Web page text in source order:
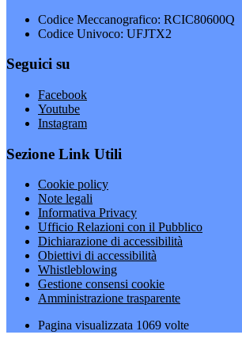
Codice Meccanografico: RCIC80600Q
Codice Univoco: UFJTX2
Seguici su
Facebook
Youtube
Instagram
Sezione Link Utili
Cookie policy
Note legali
Informativa Privacy
Ufficio Relazioni con il Pubblico
Dichiarazione di accessibilità
Obiettivi di accessibilità
Whistleblowing
Gestione consensi cookie
Amministrazione trasparente
Pagina visualizzata 1069 volte